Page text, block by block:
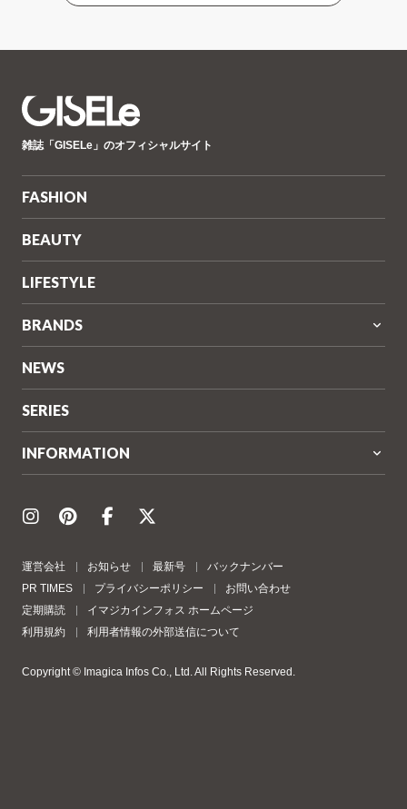
ゼ
雑誌「GISELe」のオフィシャルサイト
FASHION
BEAUTY
LIFESTYLE
BRANDS
NEWS
SERIES
INFORMATION
運営会社 お知らせ 最新号
バックナンバー
PR TIMES
プライバシーポリシー
お問い合わせ
定期購読
イマジカインフォス ホームページ
利用規約
利用者情報の外部送信について
Copyright © Imagica Infos Co., Ltd. All Rights Reserved.